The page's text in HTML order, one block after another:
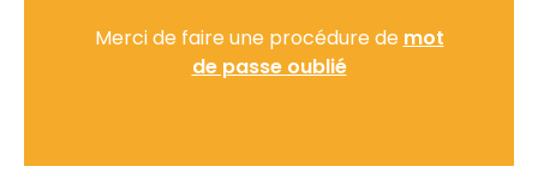
Merci de faire une procédure de mot
de passe oublié